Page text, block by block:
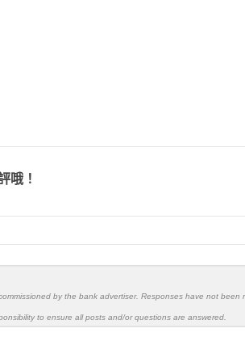
哦！
by the bank advertiser. Responses have not
to ensure all posts and/or questions are answered.